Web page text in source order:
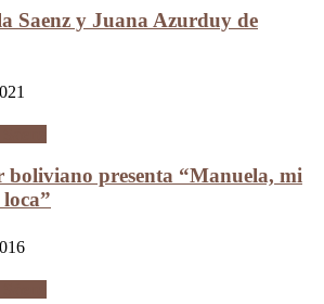
Saenz y Juana Azurduy de
boliviano presenta “Manuela, mi